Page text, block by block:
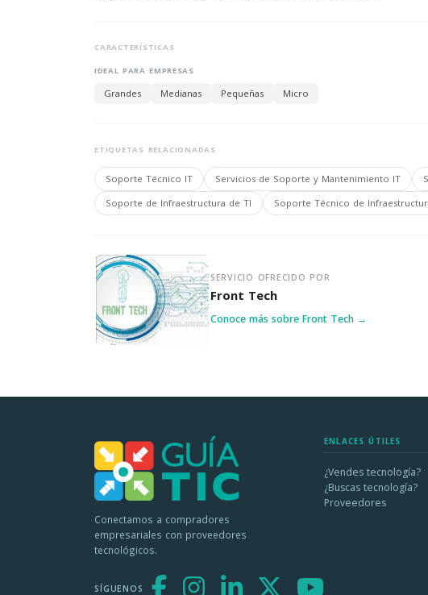
CARACTERÍSTICAS
IDEAL PARA EMPRESAS
Grandes Medianas Pequeñas Micro
ETIQUETAS RELACIONADAS
Soporte Técnico IT Servicios de Soporte y Mantenimiento IT
Soporte de Infraestructura de TI
Soporte Técnico de
SERVICIO OFRECIDO POR
Front Tech
Conoce más sobre Front Tech →
Conectamos a compradores
empresariales con proveedores
tecnológicos.
SÍGUENOS
ENLACES ÚTILES
¿Vendes tecnología?
¿Buscas tecnología?
Proveedores